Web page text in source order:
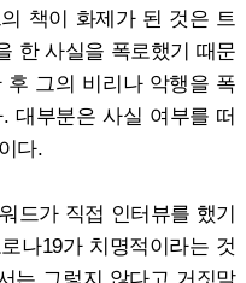
책이 화제가 된 것은 트
한 사실을 폭로했기 때문
그의 비리나 악행을 폭
대부분은 사실 여부를 떠
다.
드가 직접 인터뷰를 했기
나19가 치명적이라는 것